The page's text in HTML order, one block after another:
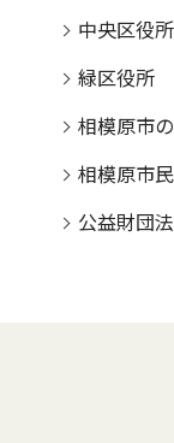
中央区役所
緑区役所
相模原市
相模原市
公益財団